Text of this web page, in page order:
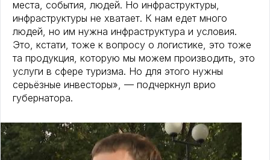
места, события, людей. Но инфраструктуры,
инфраструктуры не хватает. К нам едет много
людей, но им нужна инфраструктура и условия.
Это, кстати, тоже к вопросу о логистике, это тоже
та продукция, которую мы можем производить, это
услуги в сфере туризма. Но для этого нужны
серьёзные инвесторы», — подчеркнул врио
губернатора.